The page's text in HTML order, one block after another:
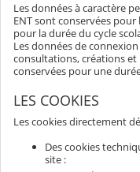
Les données à caractère
ENT sont conservées pour
pour la durée du cycle
Les données de connexion
consultations, créations
conservées pour une
LES COOKIES
Les cookies directement
Des cookies
site :